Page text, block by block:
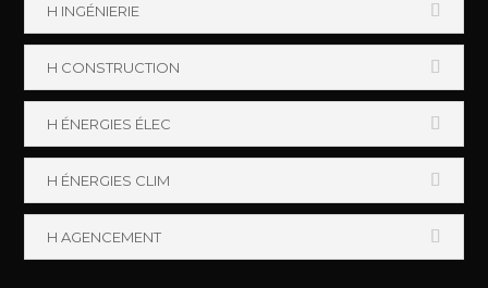
H INGÉNIERIE
H CONSTRUCTION
H ÉNERGIES ÉLEC
H ÉNERGIES CLIM
H AGENCEMENT